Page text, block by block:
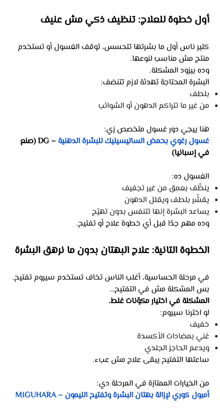
أول خطوة للعلاج: تنظيف ذكي مش عنيف
كتير ناس أول ما بشرتها تتحسس، توقف الغسول أو تستخدم
منتج مش مناسب لنوعها.
وده بيزود المشكلة.
البشرة المحتاجة تهدئة لازم تتنضف:
بلطف
من غير ما تتراكم الدهون أو الشوائب
هنا ييجي دور غسول متخصص زي:
غسول رغوي بحمض الساليسيليك للبشرة الدهنية
– DG (صنع
في إسبانيا)
الغسول ده:
ينظّف بعمق من غير تجفيف
يقشّر بلطف ويقلل الدهون
يساعد البشرة إنها تتنفس بدون تهيّج
وده مهم جدًا قبل أي خطوة علاج أو تفتيح.
الخطوة التانية: علاج البهتان بدون ما نرهق البشرة
في مرحلة الحساسية، أغلب الناس تخاف تستخدم سيروم تفتيح.
بس المشكلة مش في التفتيح…
المشكلة في اختيار مكوّنات غلط.
لو اخترنا سيروم:
خفيف
غني بمضادات الأكسدة
ويدعم الحاجز الجلدي
ساعتها التفتيح يبقى علاج مش عبء.
من الخيارات الممتازة في المرحلة دي:
أمبول كوري لإزالة بهتان البشرة وتفتيح الليمون – MIGUHARA